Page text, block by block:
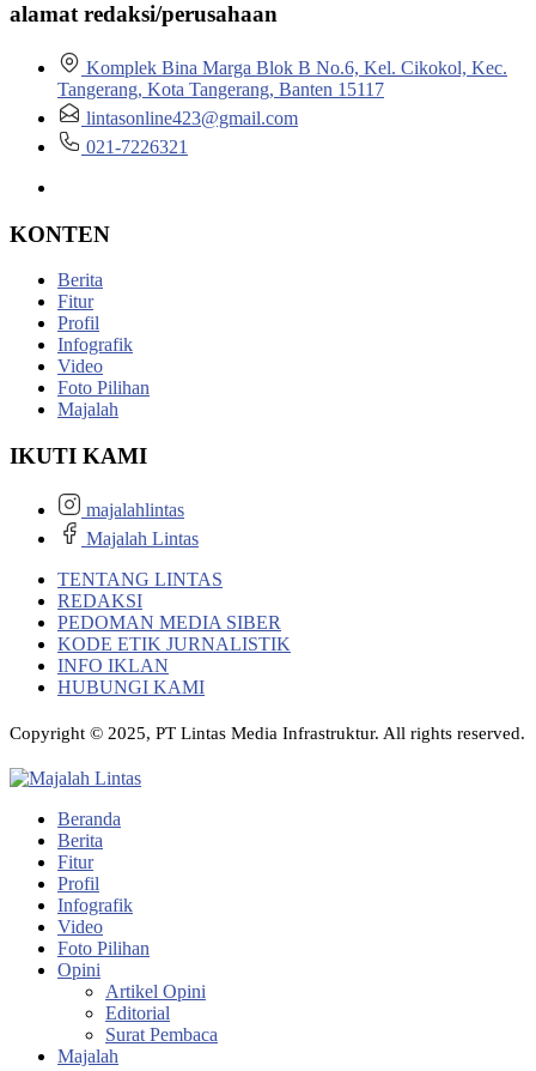
alamat redaksi/perusahaan
Komplek Bina Marga Blok B No.6, Kel. Cikokol, Kec.
Tangerang, Kota Tangerang, Banten 15117
lintasonline423@gmail.com
021-7226321
KONTEN
Berita
Fitur
Profil
Infografik
Video
Foto Pilihan
Majalah
IKUTI KAMI
majalahlintas
Majalah Lintas
TENTANG LINTAS
REDAKSI
PEDOMAN MEDIA SIBER
KODE ETIK JURNALISTIK
INFO IKLAN
HUBUNGI KAMI
Copyright © 2025, PT Lintas Media Infrastruktur. All rights reserved.
Beranda
Berita
Fitur
Profil
Infografik
Video
Foto Pilihan
Opini
Artikel Opini
Editorial
Surat Pembaca
Majalah